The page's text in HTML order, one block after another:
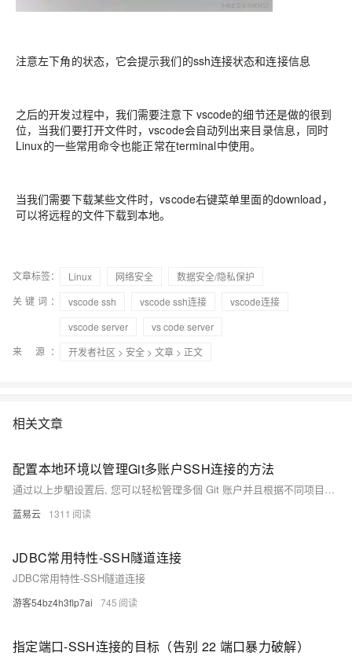
注意左下角的状态，它会提示我们的ssh连接状态和连接信息
之后的开发过程中，我们需要注意下 vscode的细节还是做的很到
位，当我们要打开文件时，vscode会自动列出来目录信息，同时
Linux的一些常用命令也能正常在terminal中使用。
当我们需要下载某些文件时，vscode右键菜单里面的download，
可以将远程的文件下载到本地。
文章标签： Linux 网络安全
数据安全/隐私保护
关键词：
vscode ssh vscode ssh连接
vscode连接
vscode server
vs code server
来 源：
开发者社区 > 安全 > 文章 > 正文
相关文章
配置本地环境以管理Git多账户SSH连接的方法
通过以上步駟设置后, 您可以轻松管理多個 Git 账户并且根据不同项目需求切换 SSH 密匙进行版本控制操作。
蓝易云 1311
JDBC常用特性-SSH隧道连接
JDBC常用特性-SSH隧道连接
游客54bz4h3flp7ai 745
指定端口-SSH连接的目标（告别 22 端口暴力破解）